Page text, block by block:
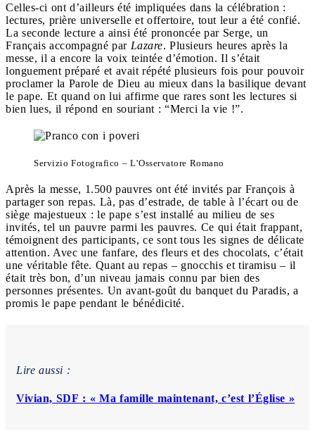
Celles-ci ont d’ailleurs été impliquées dans la célébration :
lectures, prière universelle et offertoire, tout leur a été confié.
La seconde lecture a ainsi été prononcée par Serge, un
Français accompagné par Lazare. Plusieurs heures après la
messe, il a encore la voix teintée d’émotion. Il s’était
longuement préparé et avait répété plusieurs fois pour pouvoir
proclamer la Parole de Dieu au mieux dans la basilique devant
le pape. Et quand on lui affirme que rares sont les lectures si
bien lues, il répond en souriant : “Merci la vie !”.
Servizio Fotografico – L’Osservatore Romano
Après la messe, 1.500 pauvres ont été invités par François à
partager son repas. Là, pas d’estrade, de table à l’écart ou de
siège majestueux : le pape s’est installé au milieu de ses
invités, tel un pauvre parmi les pauvres. Ce qui était frappant,
témoignent des participants, ce sont tous les signes de délicate
attention. Avec une fanfare, des fleurs et des chocolats, c’était
une véritable fête. Quant au repas – gnocchis et tiramisu – il
était très bon, d’un niveau jamais connu par bien des
personnes présentes. Un avant-goût du banquet du Paradis, a
promis le pape pendant le bénédicité.
Lire aussi :
Vivian, SDF : « Ma famille maintenant, c’est l’Église »